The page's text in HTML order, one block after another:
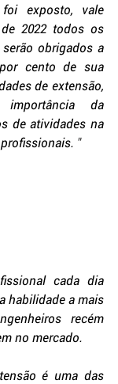
exposto, vale
2022 todos os
obrigados a
cento de sua
de extensão,
da
de atividades na
"
cada dia
habilidade a mais
recém
no mercado.
é uma das